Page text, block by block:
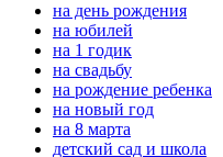
на день рождения
на юбилей
на 1 годик
на свадьбу
на рождение ребенка
на новый год
на 8 марта
детский сад и школа